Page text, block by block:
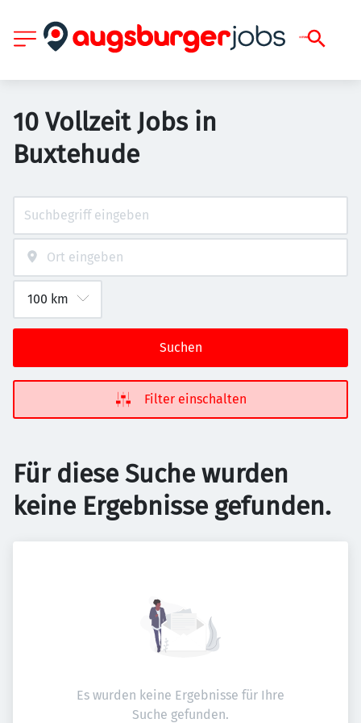
10 Vollzeit Jobs in
Buxtehude
Suchen
Filter einschalten
Für diese Suche wurden
keine Ergebnisse gefunden.
Es wurden keine Ergebnisse für Ihre
Suche gefunden.